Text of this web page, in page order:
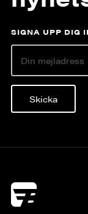
SIGNA UPP DIG
Skicka